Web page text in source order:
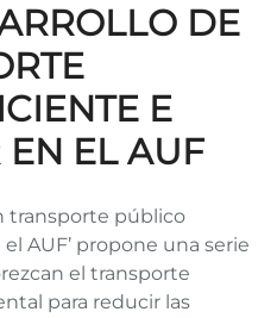
DE
E
EL AUF
transporte público
AUF’ propone una serie
el transporte
para reducir las